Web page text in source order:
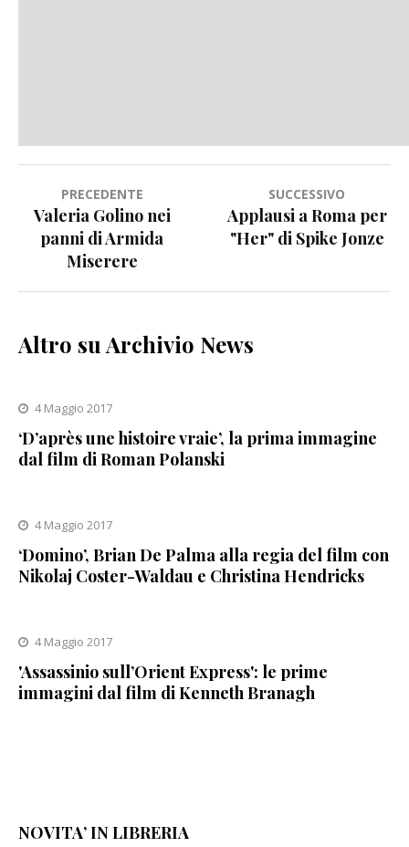
Navigazione
articoli
PRECEDENTE
Valeria Golino nei
panni di Armida
Miserere
SUCCESSIVO
Applausi a Roma per
"Her" di Spike Jonze
Altro su Archivio News
4 Maggio 2017
‘D’après une histoire vraie’, la prima immagine
dal film di Roman Polanski
4 Maggio 2017
‘Domino’, Brian De Palma alla regia del film con
Nikolaj Coster-Waldau e Christina Hendricks
4 Maggio 2017
'Assassinio sull’Orient Express': le prime
immagini dal film di Kenneth Branagh
NOVITA’ IN LIBRERIA